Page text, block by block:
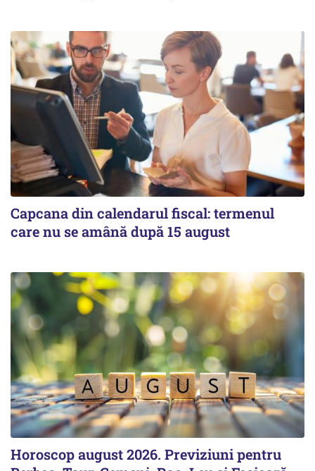
Capcana din calendarul fiscal: termenul
care nu se amână după 15 august
Horoscop august 2026. Previziuni pentru